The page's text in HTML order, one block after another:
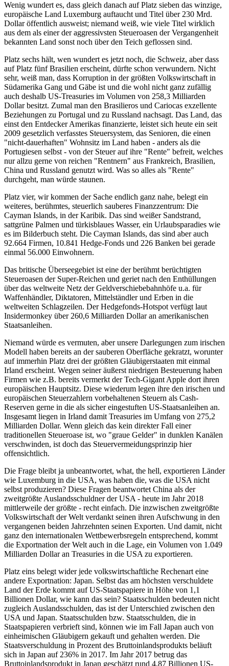
Wenig wundert es, dass gleich danach auf Platz sieben das winzige,
europäische Land Luxemburg auftaucht und Titel über 230 Mrd.
Dollar öffentlich ausweist; niemand weiß, wie viele Titel wirklich
aus dem als einer der aggressivsten Steueroasen der Vergangenheit
bekannten Land sonst noch über den Teich geflossen sind.
Platz sechs hält, wen wundert es jetzt noch, die Schweiz, aber dass
auf Platz fünf Brasilien erscheint, dürfte schon verwundern. Nicht
sehr, weiß man, dass Korruption in der größten Volkswirtschaft in
Südamerika Gang und Gäbe ist und die wohl nicht ganz zufällig
auch deshalb US-Treasuries im Volumen von 258,3 Milliarden
Dollar besitzt. Zumal man den Brasilieros und Cariocas exzellente
Beziehungen zu Portugal und zu Russland nachsagt. Das Land, das
einst den Entdecker Amerikas finanzierte, leistet sich heute ein seit
2009 gesetzlich verfasstes Steuersystem, das Senioren, die einen
"nicht-dauerhaften" Wohnsitz im Land haben - anders als die
Portugiesen selbst - von der Steuer auf ihre "Rente" befreit, welches
nur allzu gerne von reichen "Rentnern" aus Frankreich, Brasilien,
China und Russland genutzt wird. Was so alles als "Rente"
durchgeht, man würde staunen.
Platz vier, wir kommen der Sache endlich ganz nahe, belegt ein
weiteres, berühmtes, steuerlich sauberes Finanzzentrum: Die
Cayman Islands, in der Karibik. Das sind weißer Sandstrand,
sattgrüne Palmen und türkisblaues Wasser, ein Urlaubsparadies wie
es im Bilderbuch steht. Die Cayman Islands, das sind aber auch
92.664 Firmen, 10.841 Hedge-Fonds und 226 Banken bei gerade
einmal 56.000 Einwohnern.
Das britische Überseegebiet ist eine der berühmt berüchtigten
Steueroasen der Super-Reichen und geriet nach den Enthüllungen
über das weltweite Netz der Geldverschiebebahnhöfe u.a. für
Waffenhändler, Diktatoren, Mittelständler und Erben in die
weltweiten Schlagzeilen. Der Hedgefonds-Hotspot verfügt laut
Insidermonkey über 260,6 Milliarden Dollar an amerikanischen
Staatsanleihen.
Niemand würde es vermuten, aber unsere Darlegungen zum irischen
Modell haben bereits an der sauberen Oberfläche gekratzt, worunter
auf immerhin Platz drei der größten Gläubigerstaaten mit einmal
Irland erscheint. Wegen seiner äußerst niedrigen Besteuerung haben
Firmen wie z.B. bereits vermerkt der Tech-Gigant Apple dort ihren
europäischen Hauptsitz. Diese wiederum legen ihre den irischen und
europäischen Steuerzahlern vorbehaltenen Steuern als Cash-
Reserven gerne in die als sicher eingestuften US-Staatsanleihen an.
Insgesamt liegen in Irland damit Treasuries im Umfang von 275,2
Milliarden Dollar. Wenn gleich das kein direkter Fall einer
traditionellen Steueroase ist, wo "graue Gelder" in dunklen Kanälen
verschwinden, ist doch das Steuervermeidungsprinzip hier
offensichtlich.
Die Frage bleibt ja unbeantwortet, what, the hell, exportieren Länder
wie Luxemburg in die USA, was haben die, was die USA nicht
selbst produzieren? Diese Fragen beantwortet China als der
zweitgrößte Auslandsschuldner der USA - heute im Jahr 2018
mittlerweile der größte - recht einfach. Die inzwischen zweitgrößte
Volkswirtschaft der Welt verdankt seinen ihren Aufschwung in den
vergangenen beiden Jahrzehnten seinen Exporten. Und damit, nicht
ganz den internationalen Wettbewerbsregeln entsprechend, kommt
die Exportnation der Welt auch in die Lage, ein Volumen von 1.049
Milliarden Dollar an Treasuries in die USA zu exportieren.
Platz eins belegt wider jede volkswirtschaftliche Rechenart eine
andere Exportnation: Japan. Selbst das am höchsten verschuldete
Land der Erde kommt auf US-Staatspapiere in Höhe von 1,1
Billionen Dollar, wie kann das sein? Staatsschulden bedeuten nicht
zugleich Auslandsschulden, das ist der Unterschied zwischen den
USA und Japan. Staatsschulden bzw. Staatsschulden, die in
Staatspapieren verbrieft sind, können wie im Fall Japan auch von
einheimischen Gläubigern gekauft und gehalten werden. Die
Staatsverschuldung in Prozent des Bruttoinlandsprodukts beläuft
sich in Japan auf 236% in 2017. Im Jahr 2017 betrug das
Bruttoinlandsprodukt in Japan geschätzt rund 4,87 Billionen US-